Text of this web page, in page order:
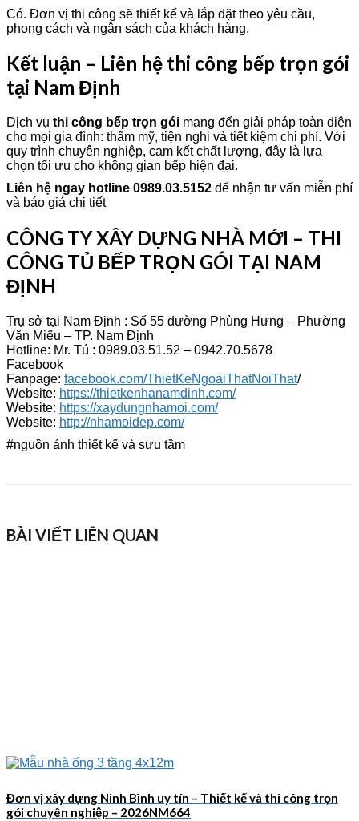
Có. Đơn vị thi công sẽ thiết kế và lắp đặt theo yêu cầu,
phong cách và ngân sách của khách hàng.
Kết luận – Liên hệ thi công bếp trọn gói
tại Nam Định
Dịch vụ thi công bếp trọn gói mang đến giải pháp toàn diện
cho mọi gia đình: thẩm mỹ, tiện nghi và tiết kiệm chi phí. Với
quy trình chuyên nghiệp, cam kết chất lượng, đây là lựa
chọn tối ưu cho không gian bếp hiện đại.
Liên hệ ngay hotline 0989.03.5152 để nhận tư vấn miễn phí
và báo giá chi tiết
CÔNG TY XÂY DỰNG NHÀ MỚI – THI
CÔNG TỦ BẾP TRỌN GÓI TẠI NAM
ĐỊNH
Trụ sở tại Nam Định : Số 55 đường Phùng Hưng – Phường
Văn Miếu – TP. Nam Định
Hotline: Mr. Tú : 0989.03.51.52 – 0942.70.5678
Facebook
Fanpage: facebook.com/ThietKeNgoaiThatNoiThat/
Website: https://thietkenhanamdinh.com/
Website: https://xaydungnhamoi.com/
Website: http://nhamoidep.com/
#nguồn ảnh thiết kế và sưu tầm
BÀI VIẾT LIÊN QUAN
Đơn vị xây dựng Ninh Bình uy tín – Thiết kế và thi công trọn
gói chuyên nghiệp – 2026NM664